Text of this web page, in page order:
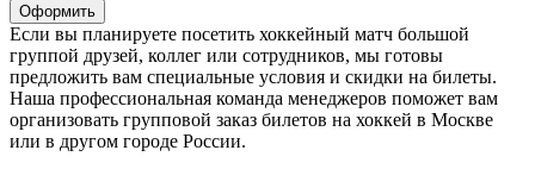
Оформить
Если вы планируете посетить хоккейный матч большой
группой друзей, коллег или сотрудников, мы готовы
предложить вам специальные условия и скидки на билеты.
Наша профессиональная команда менеджеров поможет вам
организовать групповой заказ билетов на хоккей в Москве
или в другом городе России.